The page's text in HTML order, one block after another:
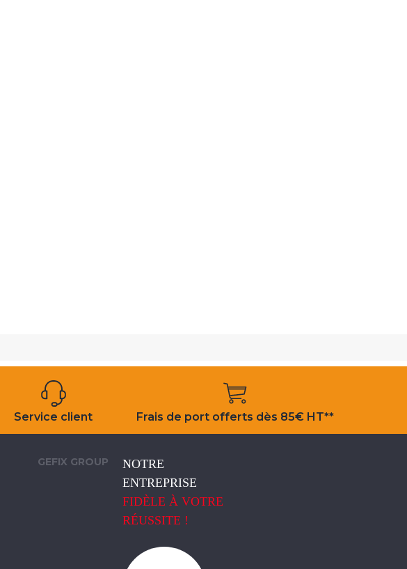
Service client Frais de port offerts dès 85€ HT**
GEFIX GROUP
NOTRE
ENTREPRISE
FIDÈLE À VOTRE
RÉUSSITE !